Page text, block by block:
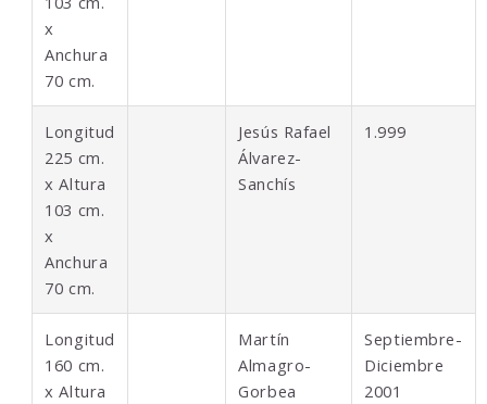
x
Anchura
70 cm.
Longitud
225 cm.
x Altura
103 cm.
x
Anchura
70 cm.
Jesús Rafael
Álvarez-
Sanchís
1.999
Longitud
160 cm.
x Altura
Martín
Almagro-
Gorbea
Septiembre-
Diciembre
2001